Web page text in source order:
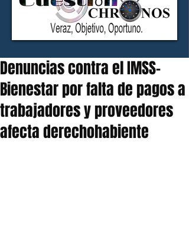
Denuncias contra el IMSS-
Bienestar por falta de pagos a
trabajadores y proveedores
afecta derechohabiente